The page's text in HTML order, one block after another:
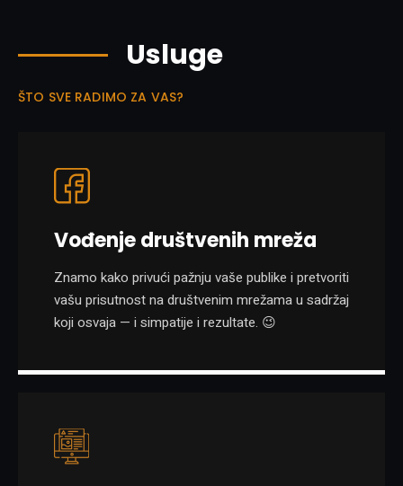
Usluge
ŠTO SVE RADIMO ZA VAS?
Vođenje društvenih mreža
Znamo kako privući pažnju vaše publike i pretvoriti
vašu prisutnost na društvenim mrežama u sadržaj
koji osvaja — i simpatije i rezultate. 😉